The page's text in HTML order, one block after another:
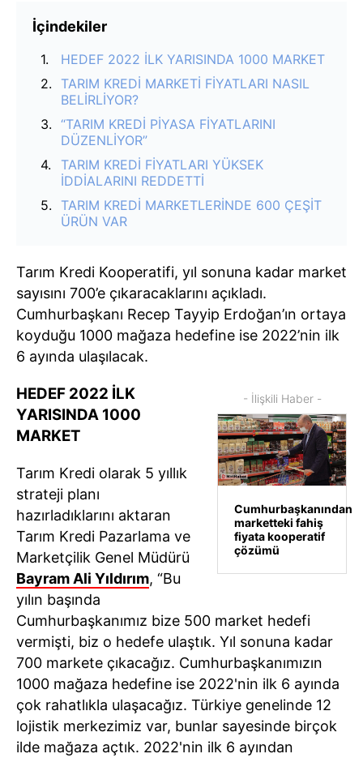
İçindekiler
HEDEF 2022 İLK YARISINDA 1000 MARKET
TARIM KREDİ MARKETİ FİYATLARI NASIL
BELİRLİYOR?
“TARIM KREDİ PİYASA FİYATLARINI
DÜZENLİYOR”
TARIM KREDİ FİYATLARI YÜKSEK
İDDİALARINI REDDETTİ
TARIM KREDİ MARKETLERİNDE 600 ÇEŞİT
ÜRÜN VAR
Tarım Kredi Kooperatifi, yıl sonuna kadar market
sayısını 700’e çıkaracaklarını açıkladı.
Cumhurbaşkanı Recep Tayyip Erdoğan’ın ortaya
koyduğu 1000 mağaza hedefine ise 2022’nin ilk
6 ayında ulaşılacak.
- İlişkili Haber -
Cumhurbaşkanından
marketteki fahiş
fiyata kooperatif
çözümü
HEDEF 2022 İLK
YARISINDA 1000
MARKET
Tarım Kredi olarak 5 yıllık
strateji planı
hazırladıklarını aktaran
Tarım Kredi Pazarlama ve
Marketçilik Genel Müdürü
Bayram Ali Yıldırım, “Bu
yılın başında
Cumhurbaşkanımız bize 500 market hedefi
vermişti, biz o hedefe ulaştık. Yıl sonuna kadar
700 markete çıkacağız. Cumhurbaşkanımızın
1000 mağaza hedefine ise 2022'nin ilk 6 ayında
çok rahatlıkla ulaşacağız. Türkiye genelinde 12
lojistik merkezimiz var, bunlar sayesinde birçok
ilde mağaza açtık. 2022'nin ilk 6 ayından